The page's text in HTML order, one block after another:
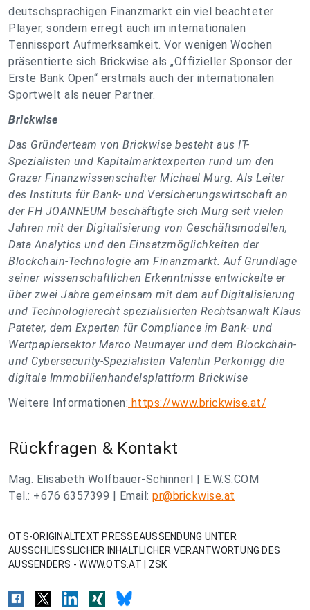
deutschsprachigen Finanzmarkt ein viel beachteter
Player, sondern erregt auch im internationalen
Tennissport Aufmerksamkeit. Vor wenigen Wochen
präsentierte sich Brickwise als „Offizieller Sponsor der
Erste Bank Open“ erstmals auch der internationalen
Sportwelt als neuer Partner.
Brickwise
Das Gründerteam von Brickwise besteht aus IT-
Spezialisten und Kapitalmarktexperten rund um den
Grazer Finanzwissenschafter Michael Murg. Als Leiter
des Instituts für Bank- und Versicherungswirtschaft an
der FH JOANNEUM beschäftigte sich Murg seit vielen
Jahren mit der Digitalisierung von Geschäftsmodellen,
Data Analytics und den Einsatzmöglichkeiten der
Blockchain-Technologie am Finanzmarkt. Auf Grundlage
seiner wissenschaftlichen Erkenntnisse entwickelte er
über zwei Jahre gemeinsam mit dem auf Digitalisierung
und Technologierecht spezialisierten Rechtsanwalt Klaus
Pateter, dem Experten für Compliance im Bank- und
Wertpapiersektor Marco Neumayer und dem Blockchain-
und Cybersecurity-Spezialisten Valentin Perkonigg die
digitale Immobilienhandelsplattform Brickwise
Weitere Informationen: https://www.brickwise.at/
Rückfragen & Kontakt
Mag. Elisabeth Wolfbauer-Schinnerl | E.W.S.COM
Tel.: +676 6357399 | Email: pr@brickwise.at
OTS-ORIGINALTEXT PRESSEAUSSENDUNG UNTER
AUSSCHLIESSLICHER INHALTLICHER VERANTWORTUNG DES
AUSSENDERS - WWW.OTS.AT | ZSK